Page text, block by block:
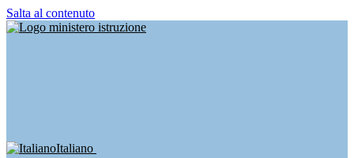
Salta al contenuto
Italiano